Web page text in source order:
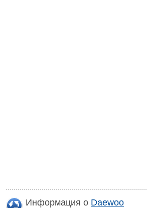
Информация о Daewoo